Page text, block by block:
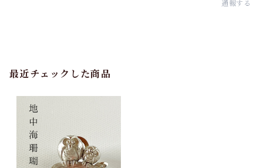
通報する
最近チェックした商品